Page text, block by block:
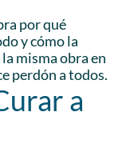
por qué
y cómo la
misma obra en
perdón a todos.
a